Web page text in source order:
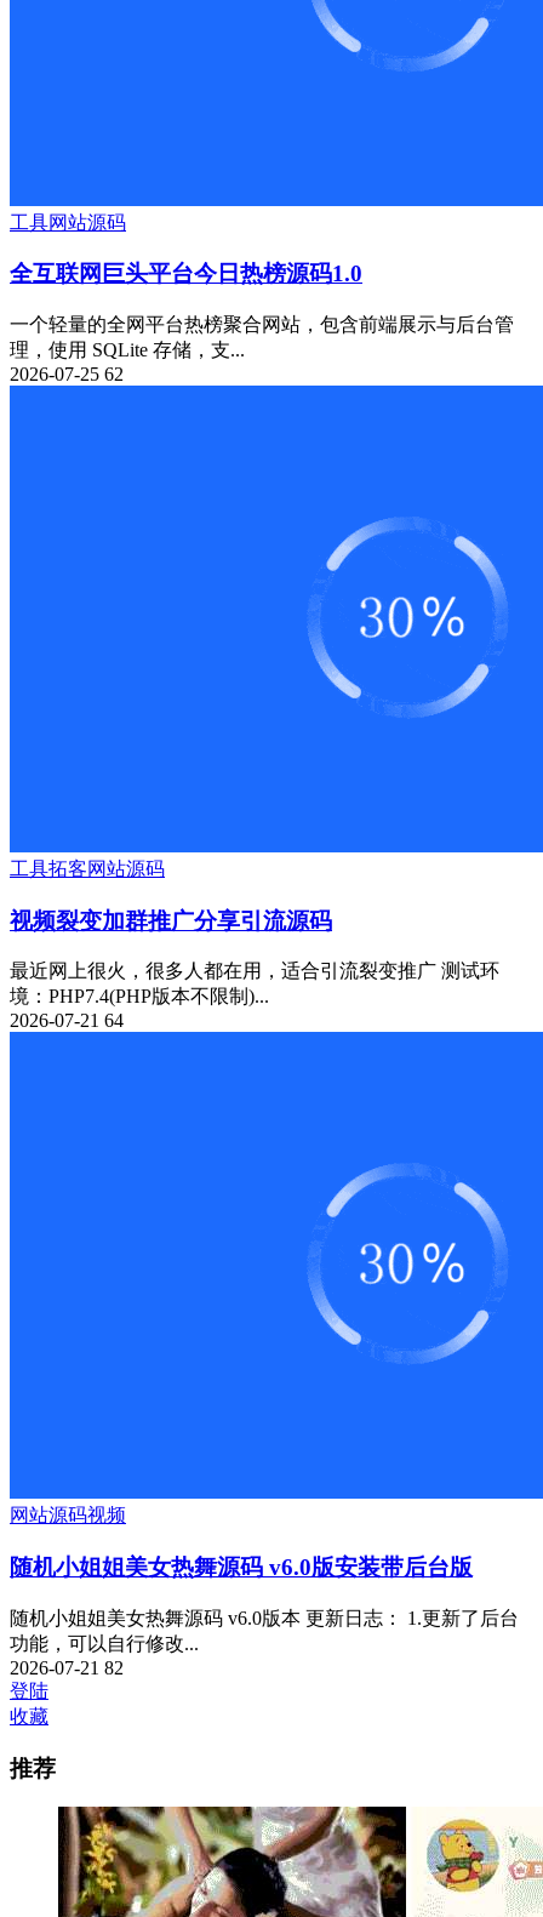
工具网站源码
全互联网巨头平台今日热榜源码1.0
一个轻量的全网平台热榜聚合网站，包含前端展示与后台管
理，使用 SQLite 存储，支...
2026-07-25 62
工具拓客网站源码
视频裂变加群推广分享引流源码
最近网上很火，很多人都在用，适合引流裂变推广 测试环
境：PHP7.4(PHP版本不限制)...
2026-07-21 64
网站源码视频
随机小姐姐美女热舞源码 v6.0版安装带后台版
随机小姐姐美女热舞源码 v6.0版本 更新日志： 1.更新了后台
功能，可以自行修改...
2026-07-21 82
登陆
收藏
推荐